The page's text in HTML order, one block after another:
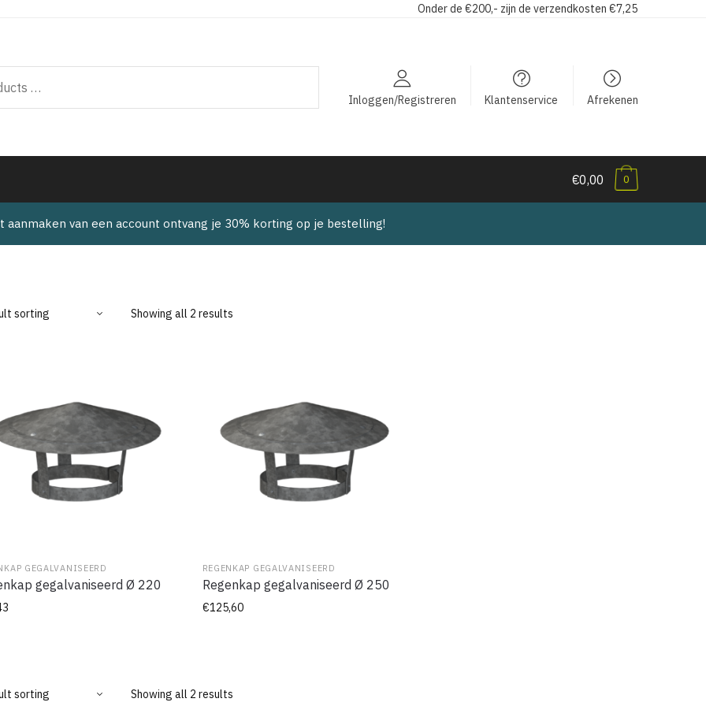
Onder de €200,- zijn de verzendkosten €7,25
Inloggen/Registreren Klantenservice Afrekenen
€0,00 0
aanmaken van een account ontvang je 30% korting op je bestelling!
Showing all 2 results
GEGALVANISEERD
gegalvaniseerd Ø 220
REGENKAP GEGALVANISEERD
Regenkap gegalvaniseerd Ø 250
€125,60
Showing all 2 results